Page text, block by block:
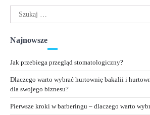
Szukaj:
Najnowsze
Jak przebiega przegląd stomatologiczny?
Dlaczego warto wybrać hurtownię bakalii i
dla swojego biznesu?
Pierwsze kroki w barberingu – dlaczego warto